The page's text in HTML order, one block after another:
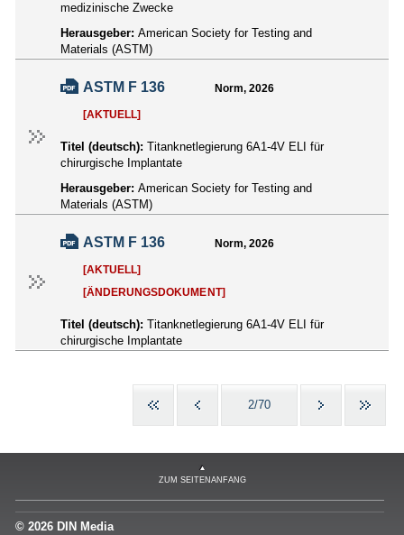
medizinische Zwecke
Herausgeber: American Society for Testing and
Materials (ASTM)
ASTM F 136 Norm, 2026
[AKTUELL]
Titel (deutsch): Titanknetlegierung 6A1-4V ELI für
chirurgische Implantate
Herausgeber: American Society for Testing and
Materials (ASTM)
ASTM F 136 Norm, 2026
[AKTUELL]
[ÄNDERUNGSDOKUMENT]
Titel (deutsch): Titanknetlegierung 6A1-4V ELI für
chirurgische Implantate
2/70
ZUM SEITENANFANG
© 2026 DIN Media